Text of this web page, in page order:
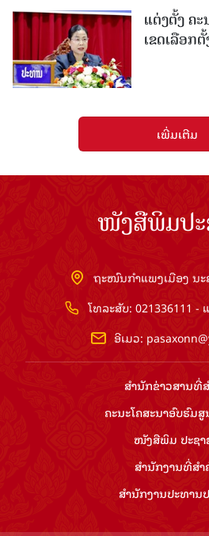
ແຕ່ງຕັ້ງ ຄ
ເຂດເລືອກ
ເພີ່ມເຕີມ
ໜັງສືພິມປະ
ຖະໜົນກຳແພງເມືອງ ນ
ໂທລະສັບ: 021336111 -
ອີເມວ:
ສຳ​ນັກ​ຂ່າວ​ສານ​ທີ່​
ຄະນະໂຄສະນາອົບຮົມ​
ໜັງສືພິມ ປະ​ຊາ​
ສຳ​ນັກ​ງານ​ທີ່​ສຳ​
ສຳ​ນັກ​ງານ​ປະ​ທານ​